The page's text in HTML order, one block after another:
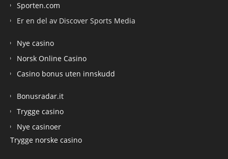
Sporten.com
Er en del av Discover Sports Media
Nye casino
Norsk Online Casino
Casino bonus uten innskudd
Bonusradar.it
Trygge casino
Nye casinoer
Trygge norske casino